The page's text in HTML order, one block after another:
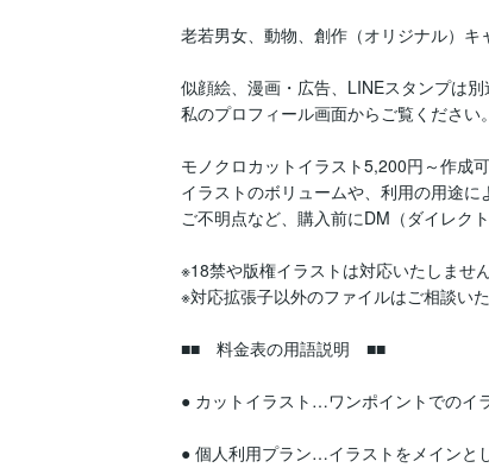
老若男女、動物、創作（オリジナル）キ
似顔絵、漫画・広告、LINEスタンプは別
私のプロフィール画面からご覧ください。
モノクロカットイラスト5,200円～作成
イラストのボリュームや、利用の用途に
ご不明点など、購入前にDM（ダイレク
※18禁や版権イラストは対応いたしませ
※対応拡張子以外のファイルはご相談い
■■　料金表の用語説明　■■
● カットイラスト…ワンポイントでのイ
● 個人利用プラン…イラストをメインと